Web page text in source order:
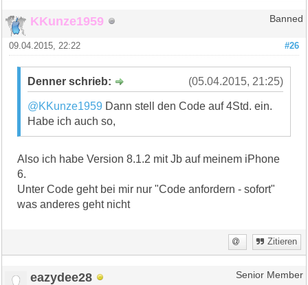
KKunze1959 Banned
#26
09.04.2015, 22:22
(05.04.2015, 21:25)
Denner schrieb:
@KKunze1959 Dann stell den Code auf 4Std. ein.
Habe ich auch so,
Also ich habe Version 8.1.2 mit Jb auf meinem iPhone
6.
Unter Code geht bei mir nur "Code anfordern - sofort"
was anderes geht nicht
Zitieren
eazydee28 Senior Member